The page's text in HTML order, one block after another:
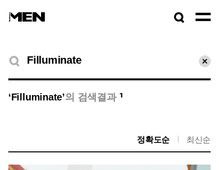
검색결과
초기
‘Filluminate’의 검색결과 1
정확도순 최신순